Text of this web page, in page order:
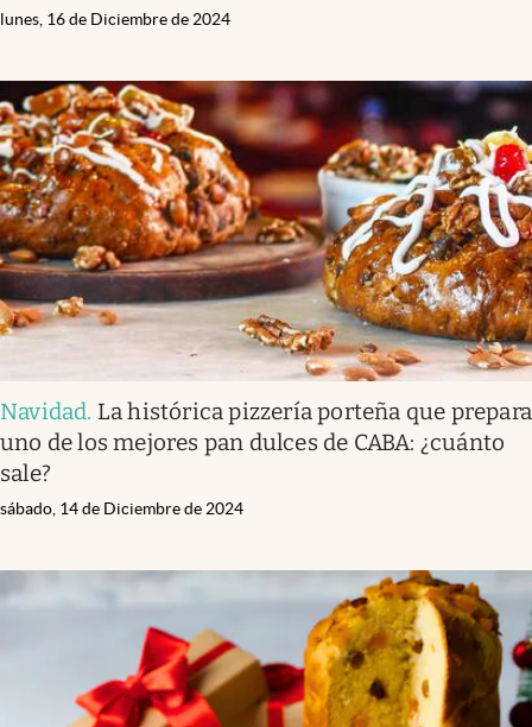
lunes, 16 de Diciembre de 2024
Navidad. La histórica pizzería porteña que prepara
uno de los mejores pan dulces de CABA: ¿cuánto
sale?
sábado, 14 de Diciembre de 2024